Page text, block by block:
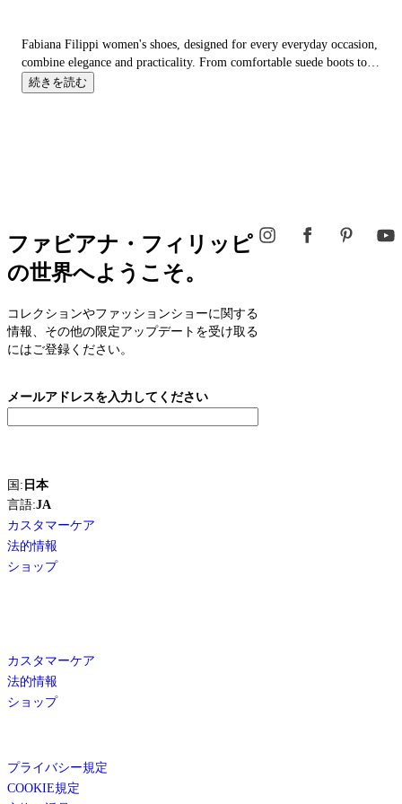
Fabiana Filippi women's shoes, designed for every everyday occasion,
combine elegance and practicality. From comfortable suede boots to
woven summer sandals, from refined leather loafers to
続きを読む
ファビアナ・フィリッピ
の世界へようこそ。
コレクションやファッションショーに関する
情報、その他の限定アップデートを受け取る
にはご登録ください。
メールアドレスを入力してください
国: 日本
言語:JA
カスタマーケア
法的情報
ショップ
カスタマーケア
法的情報
ショップ
プライバシー規定
COOKIE規定